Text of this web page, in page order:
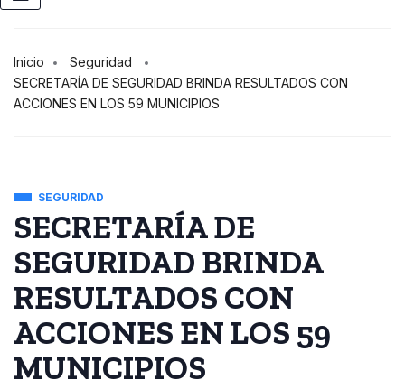
Inicio
Seguridad
SECRETARÍA DE SEGURIDAD BRINDA RESULTADOS CON
ACCIONES EN LOS 59 MUNICIPIOS
SEGURIDAD
SECRETARÍA DE
SEGURIDAD BRINDA
RESULTADOS CON
ACCIONES EN LOS 59
MUNICIPIOS